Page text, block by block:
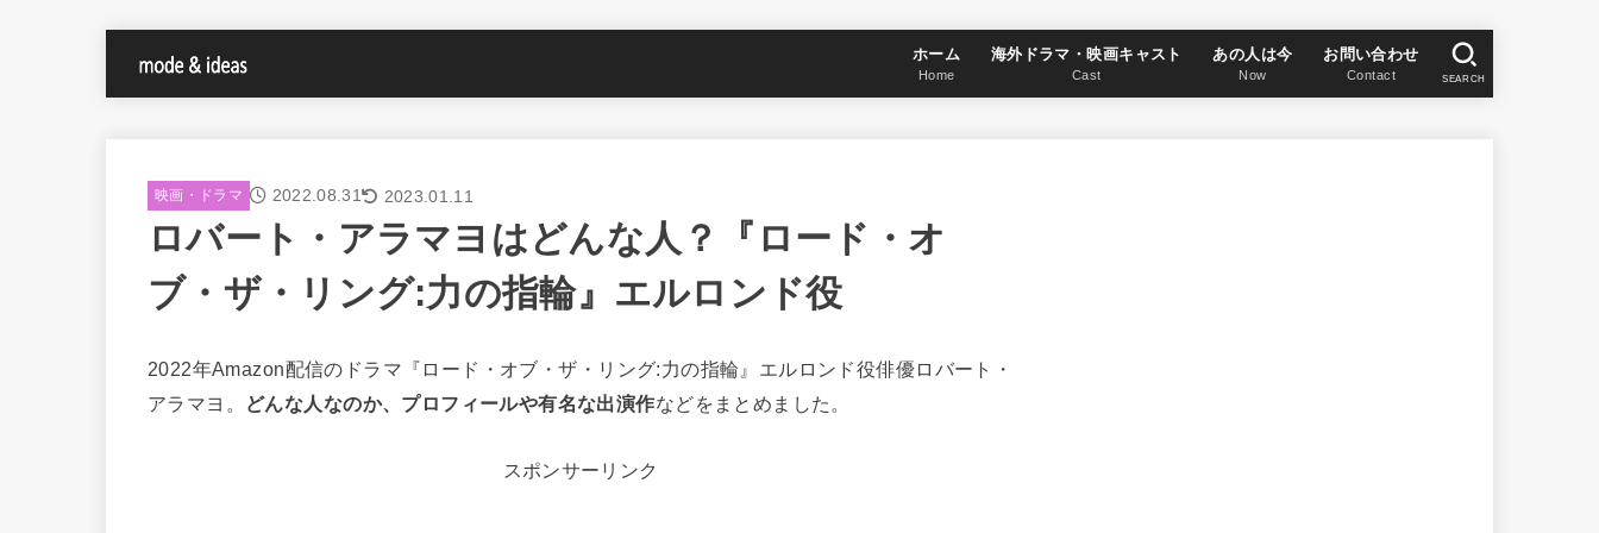
ホーム
Home
海外ドラマ・映画キャスト
Cast
あの人は今
Now
お問い合わせ
Contact SEARCH
映画・ドラマ 2022.08.31 2023.01.11
ロバート・アラマヨはどんな人？『ロード・オ
ブ・ザ・リング:力の指輪』エルロンド役
2022年Amazon配信のドラマ『ロード・オブ・ザ・リング:力の指輪』エルロンド役俳優ロバート・
アラマヨ。
どんな人なのか、プロフィールや有名な出演作などをまとめました。
スポンサーリンク